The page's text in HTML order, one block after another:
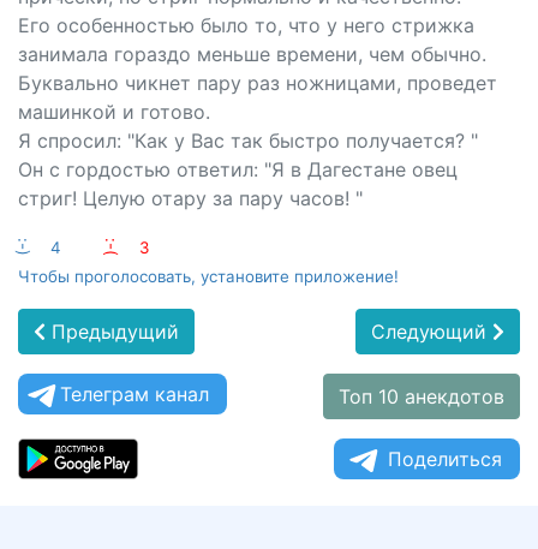
Его особенностью было то, что у него стрижка
занимала гораздо меньше времени, чем обычно.
Буквально чикнет пару раз ножницами, проведет
машинкой и готово.
Я спросил: "Как у Вас так быстро получается? "
Он с гордостью ответил: "Я в Дагестане овец
стриг! Целую отару за пару часов! "
:-) 4 :-(
3
Чтобы проголосовать, установите приложение!
Предыдущий Следующий
Телеграм канал Топ 10 анекдотов
Поделиться